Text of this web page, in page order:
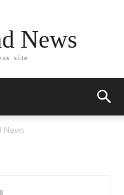
News
site
News